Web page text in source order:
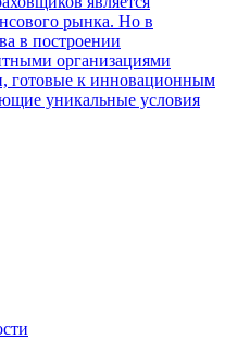
рынка. Но в
в построении
организациями
готовые к инновационным
уникальные условия